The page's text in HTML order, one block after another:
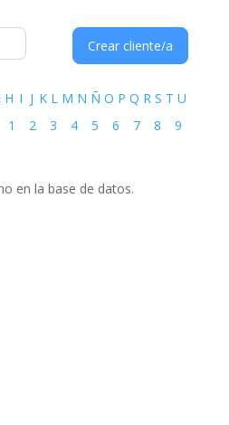
Crear cliente/a
H I J K L M N Ñ O P Q R S T U
1 2 3 4 5 6 7 8 9
en la base de datos.